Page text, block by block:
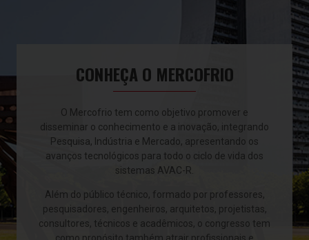
CONHEÇA O MERCOFRIO
O Mercofrio tem como objetivo promover e
disseminar o conhecimento e a inovação, integrando
Pesquisa, Indústria e Mercado, apresentando os
avanços tecnológicos para todo o ciclo de vida dos
sistemas AVAC-R.
Além do público técnico, formado por professores,
pesquisadores, engenheiros, arquitetos, projetistas,
consultores, técnicos e acadêmicos, o congresso tem